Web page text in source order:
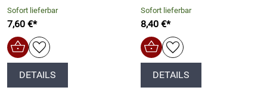
Sofort lieferbar
7,60 €*
DETAILS
Sofort lieferbar
8,40 €*
DETAILS